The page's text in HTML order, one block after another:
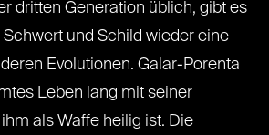
dritten Generation üblich, gibt es
und Schild wieder eine
Evolutionen. Galar-Porenta
Leben lang mit seiner
als Waffe heilig ist. Die